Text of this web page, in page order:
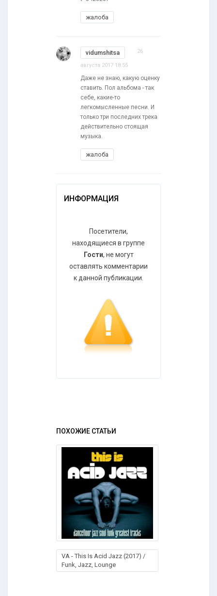
жалоба
vidumshitsa 26
августа 2017 18:55
Даже не знаю, какую оценку
ставить. Пол альбома - так
себе, какие-то
легкомысленные песни. И
только три последних трека
действительно стоящая
музыка.
жалоба
ИНФОРМАЦИЯ
Посетители,
находящиеся в группе
Гости, не могут
оставлять комментарии
к данной публикации.
ПОХОЖИЕ СТАТЬИ
VA - This Is Acid Jazz (2017) /
Funk, Jazz, Lounge